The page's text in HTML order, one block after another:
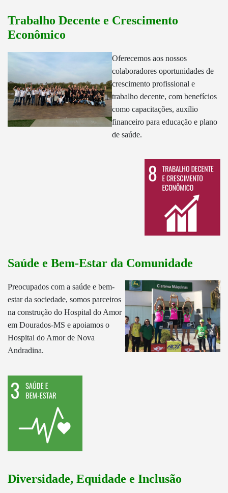
Trabalho Decente e Crescimento
Econômico
Oferecemos aos nossos
colaboradores oportunidades de
crescimento profissional e
trabalho decente, com benefícios
como capacitações, auxílio
financeiro para educação e plano
de saúde.
Saúde e Bem-Estar da Comunidade
Preocupados com a saúde e bem-
estar da sociedade, somos parceiros
na construção do Hospital do Amor
em Dourados-MS e apoiamos o
Hospital do Amor de Nova
Andradina.
Diversidade, Equidade e Inclusão